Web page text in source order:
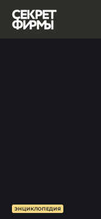
ЭНЦИКЛОПЕДИЯ